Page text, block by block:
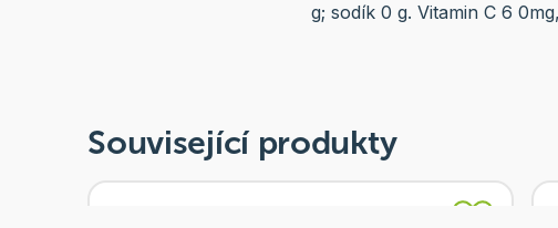
g; sodík 0 g. Vitamin C 6
Související produkty